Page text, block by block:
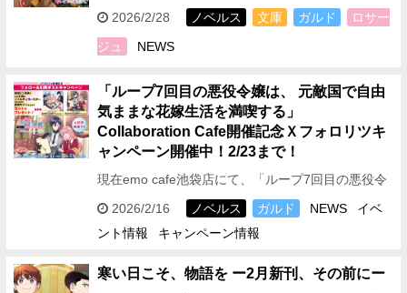
ストアにて期間限定で無料 ＜フェア対象期間＞
2026年2月28日（土）～2026年3月6日（…
2026/2/28 ノベルス 文庫 ガルド
ロサー
ジュ
NEWS
「ループ7回目の悪役令嬢は、 元敵国で自由
気ままな花嫁生活を満喫する」
Collaboration Cafe開催記念Ｘフォロリツキ
ャンペーン開催中！2/23まで！
現在emo cafe池袋店にて、「ループ7回目の悪役令
嬢は、 元敵国で自由気ままな花嫁生活を満喫する」
Collaboration Cafe開…
2026/2/16 ノベルス ガルド NEWS
イベ
ント情報
キャンペーン情報
寒い日こそ、物語を ー2月新刊、その前にー